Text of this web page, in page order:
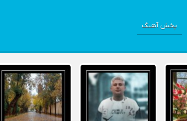
پخش آهنگ